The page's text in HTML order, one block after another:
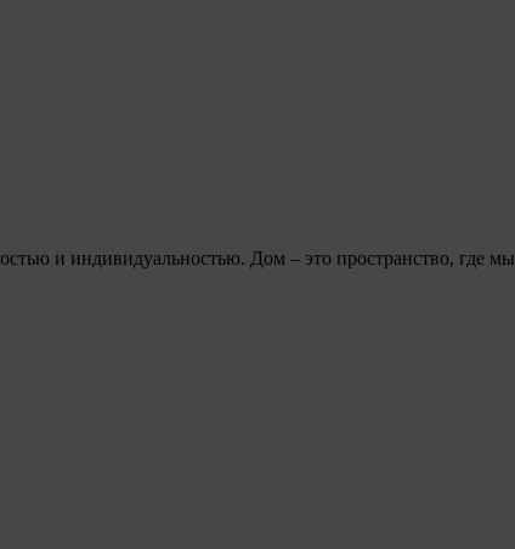
и индивидуальностью. Дом – это пространство, где мы